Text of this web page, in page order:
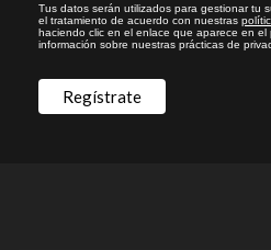
Tus datos serán utilizados para gestionar tu
el tratamiento de acuerdo con nuestras
haciendo clic en el enlace que aparece en
información sobre nuestras prácticas de